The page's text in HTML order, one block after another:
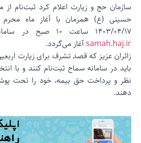
حج و زیارت اعلام کرد ثبت‌نام از
(ع) همزمان با آغاز ماه محرم از
۱۷ ساعت ۱۰ صبح در سامانه سماح به نشانی
آغاز می‌گردد.
عزیز که قصد تشرف برای زیارت اربعین
در سامانه سماح ثبت‌نام کنند و با
و پرداخت حق بیمه، خود را تحت پوشش